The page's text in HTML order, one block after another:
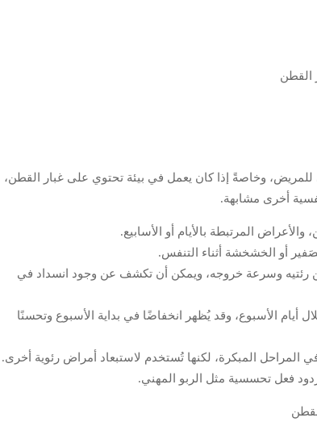
وخاصةً إذا كان يعمل في بيئة تحتوي على غبار القطن،
أخرى مشابهة.
المرتبطة بالأيام أو الأسابيع.
أو الخشخشة أثناء التنفس.
رئتيه وسرعة خروجه، ويمكن أن تكشف عن وجود انسداد في
أيام الأسبوع، وقد يُظهر انخفاضًا في بداية الأسبوع وتحسنًا
المراحل المبكرة، لكنها تُستخدم لاستبعاد أمراض رئوية أخرى.
فعل تحسسية مثل الربو المهني.